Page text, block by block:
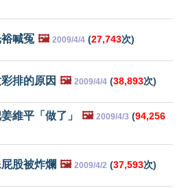
喊冤 🖼️ 2009/4/4 (27,743次)
排的原因 🖼️ 2009/4/4 (38,893次)
維平「做了」 🖼️ 2009/4/3 (94,256
股被炸爛 🖼️ 2009/4/2 (37,593次)